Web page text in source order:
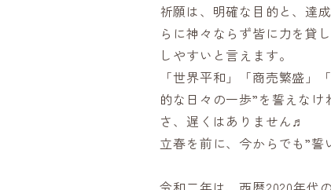
祈願は、明確な目的と、達
らに神々ならず皆に力を貸
しやすいと言えます。
「世界平和」「商売繁盛」
的な日々の一歩”を誓えなけ
さ、遅くはありません♬
立春を前に、今からでも”誓